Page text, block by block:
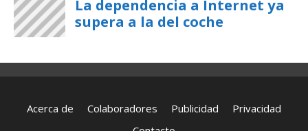
Acerca de Colaboradores Publicidad
Privacidad